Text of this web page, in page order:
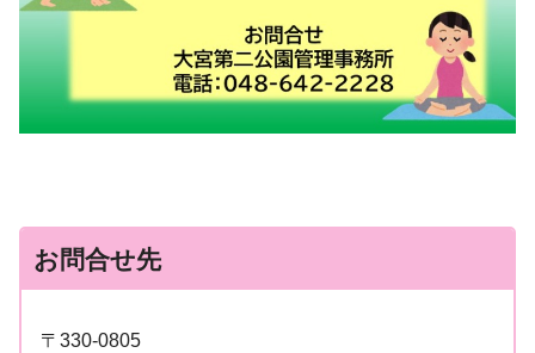
お問合せ先
〒330-0805